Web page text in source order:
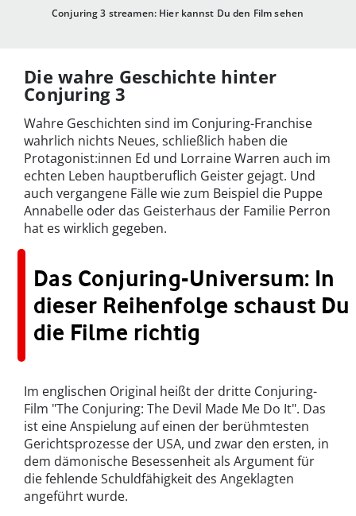
Conjuring 3 streamen: Hier kannst Du den Film sehen
Die wahre Geschichte hinter
Conjuring 3
Wahre Geschichten sind im Conjuring-Franchise
wahrlich nichts Neues, schließlich haben die
Protagonist:innen Ed und Lorraine Warren auch im
echten Leben hauptberuflich Geister gejagt. Und
auch vergangene Fälle wie zum Beispiel die Puppe
Annabelle oder das Geisterhaus der Familie Perron
hat es wirklich gegeben.
Das Conjuring-Universum: In
dieser Reihenfolge schaust Du
die Filme richtig
Im englischen Original heißt der dritte Conjuring-
Film "The Conjuring: The Devil Made Me Do It". Das
ist eine Anspielung auf einen der berühmtesten
Gerichtsprozesse der USA, und zwar den ersten, in
dem dämonische Besessenheit als Argument für
die fehlende Schuldfähigkeit des Angeklagten
angeführt wurde.